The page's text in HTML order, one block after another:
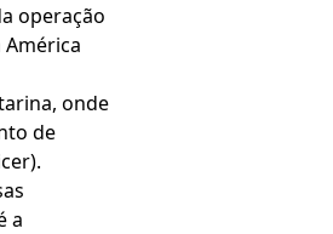
operação
onde
de
a